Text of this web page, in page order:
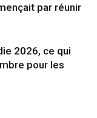
par réunir
2026, ce qui
pour les